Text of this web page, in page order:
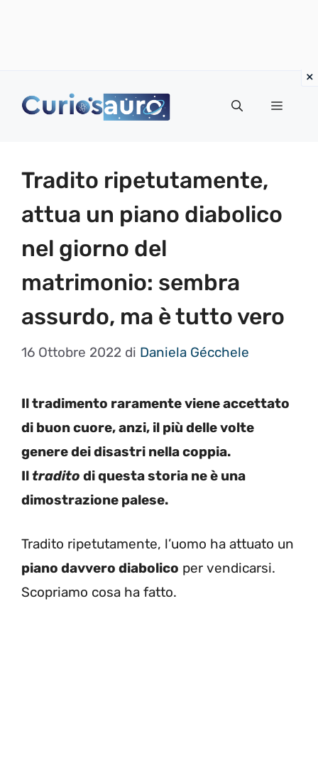
Menu
Tradito ripetutamente,
attua un piano diabolico
nel giorno del
matrimonio: sembra
assurdo, ma è tutto vero
16 Ottobre 2022 di Daniela Gécchele
Il tradimento raramente viene accettato
di buon cuore, anzi, il più delle volte
genere dei disastri nella coppia.
Iltradito di questa storia ne è una
dimostrazione palese.
Tradito ripetutamente, l’uomo ha attuato un
piano davvero diabolico per vendicarsi.
Scopriamo cosa ha fatto.